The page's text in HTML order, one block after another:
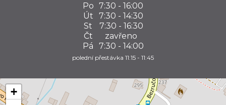
Po 7:30 - 16:00
Út
7:30 - 14:30
St
7:30 - 16:30
Čt
zavřeno
Pá
7:30 - 14:00
polední přestávka 11:15 - 11:45
+